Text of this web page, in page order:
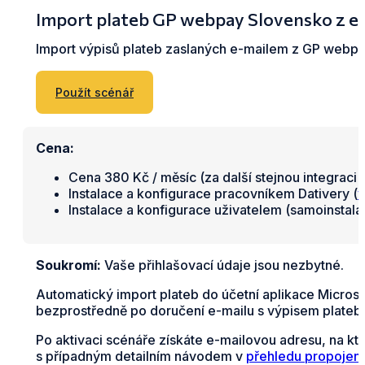
Import plateb GP webpay Slovensko z
Import výpisů plateb zaslaných e-mailem z GP
Použít scénář
Cena:
Cena 380 Kč / měsíc (za další stejnou integraci
Instalace a konfigurace pracovníkem Dativery (
Instalace a konfigurace uživatelem
Soukromí: Vaše přihlašovací údaje jsou nezbytné.
Automatický import plateb do účetní aplikace
bezprostředně po doručení e-mailu s výpisem
Po aktivaci scénáře získáte e-mailovou adresu, na
s případným detailním návodem v přehledu propojení